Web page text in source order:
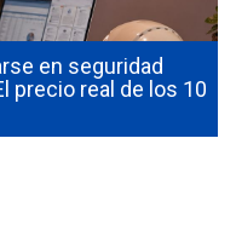
en seguridad
precio real de los 10